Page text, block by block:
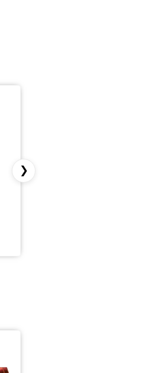
❮